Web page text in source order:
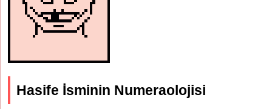
Hasife İsminin Numeraolojisi